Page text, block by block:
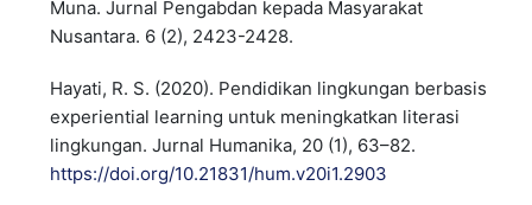
Muna. Jurnal Pengabdan kepada Masyarakat
Nusantara. 6 (2), 2423-2428.
Hayati, R. S. (2020). Pendidikan lingkungan berbasis
experiential learning untuk meningkatkan literasi
lingkungan. Jurnal Humanika, 20 (1), 63–82.
https://doi.org/10.21831/hum.v20i1.2903